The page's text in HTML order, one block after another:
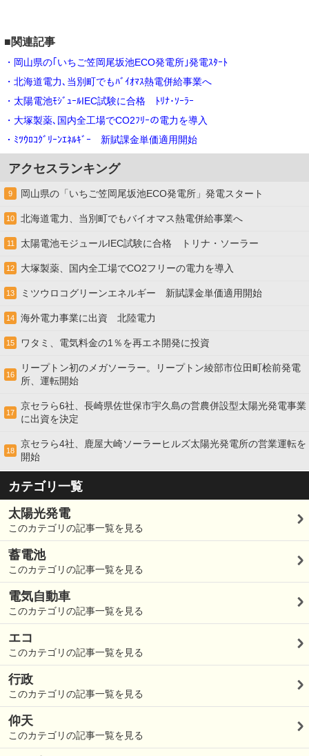
■関連記事
・岡山県の｢いちご笠岡尾坂池ECO発電所｣発電ｽﾀｰﾄ
・北海道電力､当別町でもﾊﾞｲｵﾏｽ熱電併給事業へ
・太陽電池ﾓｼﾞｭｰﾙIEC試験に合格 ﾄﾘﾅ･ｿｰﾗｰ
・大塚製薬､国内全工場でCO2ﾌﾘｰの電力を導入
・ﾐﾂｳﾛｺｸﾞﾘｰﾝｴﾈﾙｷﾞｰ 新賦課金単価適用開始
アクセスランキング
9 岡山県の「いちご笠岡尾坂池ECO発電所」発電スタート
10 北海道電力、当別町でもバイオマス熱電併給事業へ
11 太陽電池モジュールIEC試験に合格 トリナ・ソーラー
12 大塚製薬、国内全工場でCO2フリーの電力を導入
13 ミツウロコグリーンエネルギー 新賦課金単価適用開始
14 海外電力事業に出資 北陸電力
15 ワタミ、電気料金の1％を再エネ開発に投資
16
リープトン初のメガソーラー。リープトン綾部市位田町桧前発電
所、運転開始
17
京セラら6社、長崎県佐世保市宇久島の営農併設型太陽光発電事業
に出資を決定
18
京セラら4社、鹿屋大崎ソーラーヒルズ太陽光発電所の営業運転を
開始
カテゴリ一覧
太陽光発電
このカテゴリの記事一覧を見る
蓄電池
このカテゴリの記事一覧を見る
電気自動車
このカテゴリの記事一覧を見る
エコ
このカテゴリの記事一覧を見る
行政
このカテゴリの記事一覧を見る
仰天
このカテゴリの記事一覧を見る